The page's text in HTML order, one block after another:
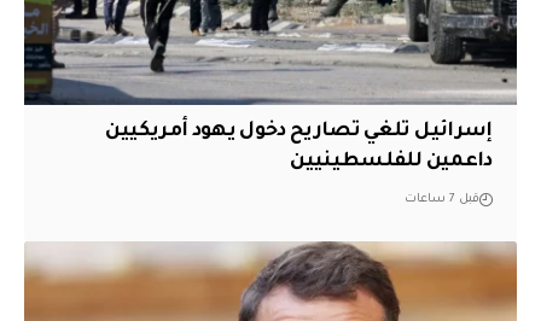
إسرائيل تلغي تصاريح دخول يهود أمريكيين
داعمين للفلسطينيين
قبل 7 ساعات